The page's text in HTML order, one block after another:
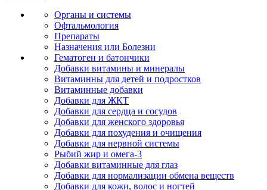
Органы и системы
Офтальмология
Препараты
Назначения или Болезни
Гематоген и батончики
Добавки витамины и минералы
Витаминны для детей и подростков
Витаминные добавки
Добавки для ЖКТ
Добавки для сердца и сосудов
Добавки для женского здоровья
Добавки для похудения и очищения
Добавки для нервной системы
Рыбий жир и омега-3
Добавки витаминные для глаз
Добавки для нормализации обмена веществ
Добавки для кожи, волос и ногтей